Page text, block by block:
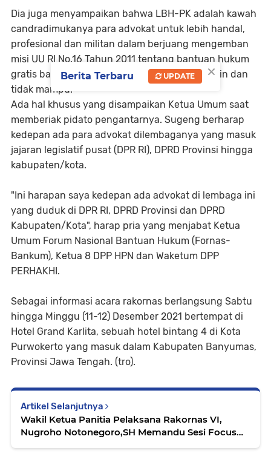
Dia juga menyampaikan bahwa LBH-PK adalah kawah
candradimukanya para advokat untuk lebih handal,
profesional dan militan dalam berjuang mengemban
misi UU RI No.16 Tahun 2011 tentang bantuan hukum
gratis bagi orang miskin, kelompok orang miskin dan
tidak mampu.
Ada hal khusus yang disampaikan Ketua Umum saat
memberiak pidato pengantarnya. Sugeng berharap
kedepan ada para advokat dilembaganya yang masuk
jajaran legislatif pusat (DPR RI), DPRD Provinsi hingga
kabupaten/kota.
"Ini harapan saya kedepan ada advokat di lembaga ini
yang duduk di DPR RI, DPRD Provinsi dan DPRD
Kabupaten/Kota", harap pria yang menjabat Ketua
Umum Forum Nasional Bantuan Hukum (Fornas-
Bankum), Ketua 8 DPP HPN dan Waketum DPP
PERHAKHI.
Sebagai informasi acara rakornas berlangsung Sabtu
hingga Minggu (11-12) Desember 2021 bertempat di
Hotel Grand Karlita, sebuah hotel bintang 4 di Kota
Purwokerto yang masuk dalam Kabupaten Banyumas,
Provinsi Jawa Tengah. (tro).
Artikel Selanjutnya
Wakil Ketua Panitia Pelaksana Rakornas VI,
Nugroho Notonegoro,SH Memandu Sesi Focus
×
Berita Terbaru UPDATE